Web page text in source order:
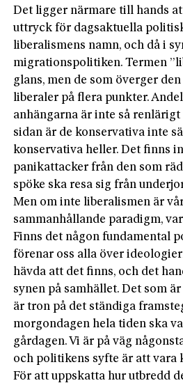
Det ligger närmare till hands
uttryck för dagsaktuella
liberalismens namn, och då i
migrationspolitiken. Termen
glans, men de som överger
liberaler på flera punkter.
anhängarna är inte så renlärigt
sidan är de konservativa inte
konservativa heller. Det finns
panikattacker från den som
spöke ska resa sig från
Men om inte liberalismen är
sammanhållande paradigm,
Finns det någon fundamental
förenar oss alla över
hävda att det finns, och det
synen på samhället. Det som
är tron på det ständiga
morgondagen hela tiden ska
gårdagen. Vi är på väg
och politikens syfte är att vara
För att uppskatta hur utbredd